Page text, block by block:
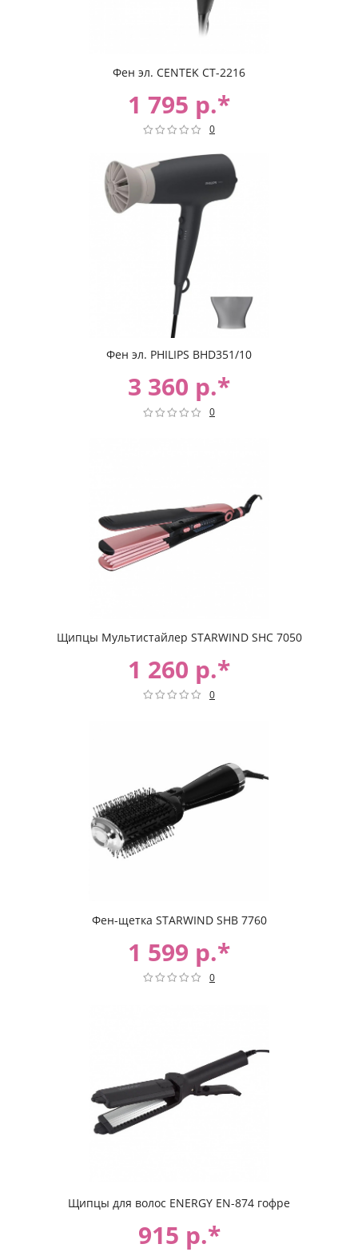
Фен эл. CENTEK CT-2216
1 795 р.*
0
Фен эл. PHILIPS BHD351/10
3 360 р.*
0
Щипцы Мультистайлер STARWIND SHC 7050
1 260 р.*
0
Фен-щетка STARWIND SHB 7760
1 599 р.*
0
Щипцы для волос ENERGY EN-874 гофре
915 р.*